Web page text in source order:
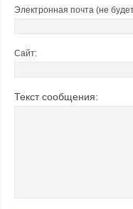
Электронная почта (не
Сайт:
Текст сообщения: